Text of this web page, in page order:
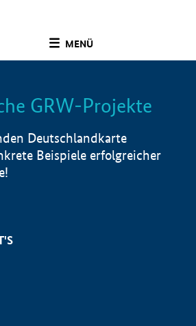
MENÜ
Info
GRW-Projekte
Deutschlandkarte
Beispiele erfolgreicher